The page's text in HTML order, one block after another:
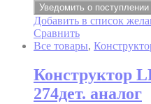
Уведомить о поступлении
Добавить в список
Сравнить
Все товары,
Конструктор
274дет. аналог